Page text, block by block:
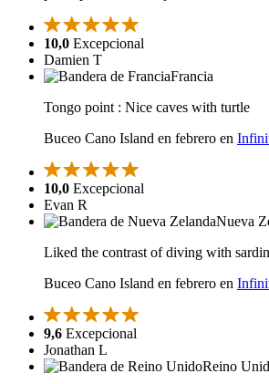
10,0 Excepcional
Damien T
Francia
Tongo point : Nice caves with turtle
Buceo Cano Island en febrero en
10,0 Excepcional
Evan R
Nueva
Liked the contrast of diving with
Buceo Cano Island en febrero en
9,6 Excepcional
Jonathan L
Reino